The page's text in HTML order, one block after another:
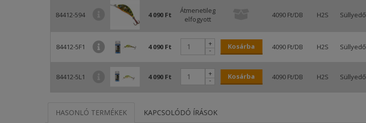
84412-594 4 090 Ft
Átmenetileg
elfogyott
4090 Ft/DB H2S Süllyedő
84412-5F1 4 090 Ft -
+ Kosárba 4090 Ft/DB H2S Süllyedő
84412-5L1 4 090 Ft -
+ Kosárba 4090 Ft/DB H2S Süllyedő
HASONLÓ TERMÉKEK KAPCSOLÓDÓ ÍRÁSOK